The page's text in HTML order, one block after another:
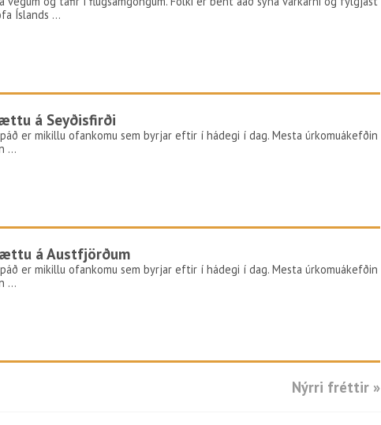
Íslands …
á Seyðisfirði
er mikillu ofankomu sem byrjar eftir í hádegi í dag. Mesta úrkomuákefðin
…
á Austfjörðum
er mikillu ofankomu sem byrjar eftir í hádegi í dag. Mesta úrkomuákefðin
…
Nýrri fréttir »